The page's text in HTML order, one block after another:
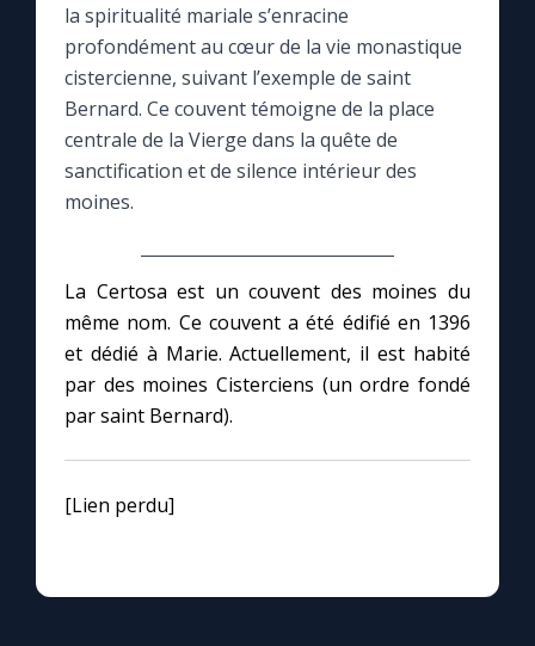
La newsletter
La vidéo de la semaine
Le compte Tiktok
Le site internet
Questions-réponses
Prier au quotidien
Avec Thérèse de Lisieux
la spiritualité mariale s’enracine
profondément au cœur de la vie monastique
cistercienne, suivant l’exemple de saint
Bernard. Ce couvent témoigne de la place
centrale de la Vierge dans la quête de
sanctification et de silence intérieur des
moines.
La Certosa est un couvent des moines du
même nom. Ce couvent a été édifié en 1396
et dédié à Marie. Actuellement, il est habité
par des moines Cisterciens (un ordre fondé
par saint Bernard).
[Lien perdu]